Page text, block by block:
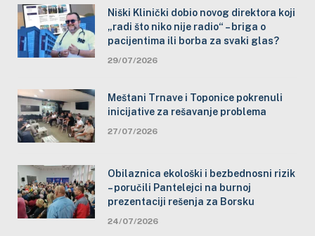
Niški Klinički dobio novog direktora koji
„radi što niko nije radio“ – briga o
pacijentima ili borba za svaki glas?
29/07/2026
Meštani Trnave i Toponice pokrenuli
inicijative za rešavanje problema
27/07/2026
Obilaznica ekološki i bezbednosni rizik
– poručili Pantelejci na burnoj
prezentaciji rešenja za Borsku
24/07/2026